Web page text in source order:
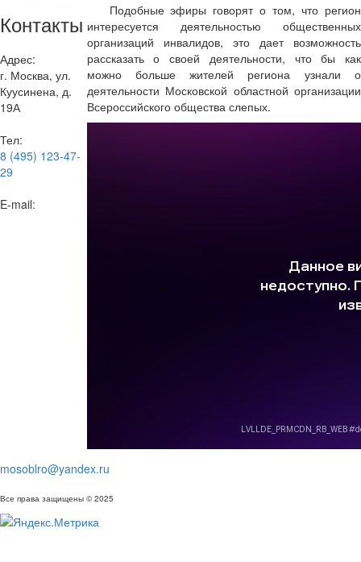
Подобные эфиры говорят о том, что регион
интересуется деятельностью общественных
организаций инвалидов, это дает возможность
рассказать о своей деятельности, что бы как
можно больше жителей региона узнали о
деятельности Московской областной организации
Всероссийского общества слепых.
Контакты
Адрес:
г. Москва, ул.
Куусинена, д.
19А
Тел:
8 (495) 123-47-
29
E-mail:
mosoblro@yandex.ru
Все права защищены © 2025